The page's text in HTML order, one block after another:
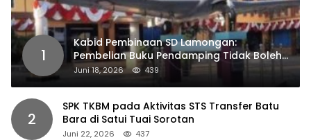
1
Kabid Pembinaan SD Lamongan:
Pembelian Buku Pendamping Tidak Boleh
Dipaksakan
Juni 18, 2026 439
2
SPK TKBM pada Aktivitas STS Transfer Batu
Bara di Satui Tuai Sorotan
Juni 22, 2026 437